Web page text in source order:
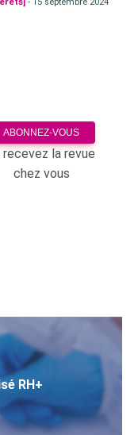
- 15 septembre 2024
ABONNEZ-VOUS
la revue
chez vous
RH+